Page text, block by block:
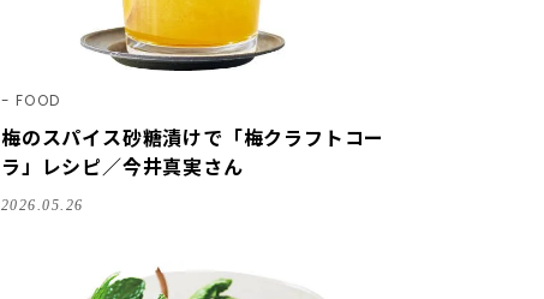
FOOD
梅のスパイス砂糖漬けで「梅クラフトコー
ラ」レシピ／今井真実さん
2026.05.26